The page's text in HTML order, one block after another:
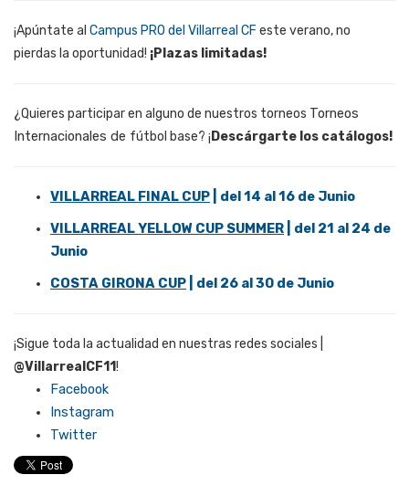
¡Apúntate al Campus PRO del Villarreal CF este verano, no
pierdas la oportunidad! ¡Plazas limitadas!
¿Quieres participar en alguno de nuestros torneos Torneos
Internacionales de fútbol base? ¡ Descárgarte los catálogos!
VILLARREAL FINAL CUP | del 14 al 16 de Junio
VILLARREAL YELLOW CUP SUMMER | del 21 al 24 de
Junio
COSTA GIRONA CUP | del 26 al 30 de Junio
¡Sigue toda la actualidad en nuestras redes sociales |
@VillarrealCF11!
Facebook
Instagram
Twitter